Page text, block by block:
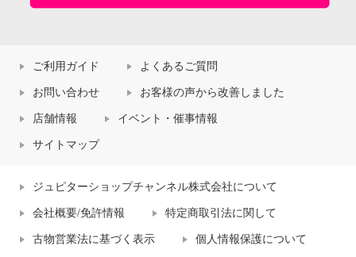
ご利用ガイド よくあるご質問
お問い合わせ お客様の声から改善しました
店舗情報 イベント・催事情報
サイトマップ
ジュピターショップチャンネル株式会社について
会社概要/免許情報 特定商取引法に関して
古物営業法に基づく表示 個人情報保護について